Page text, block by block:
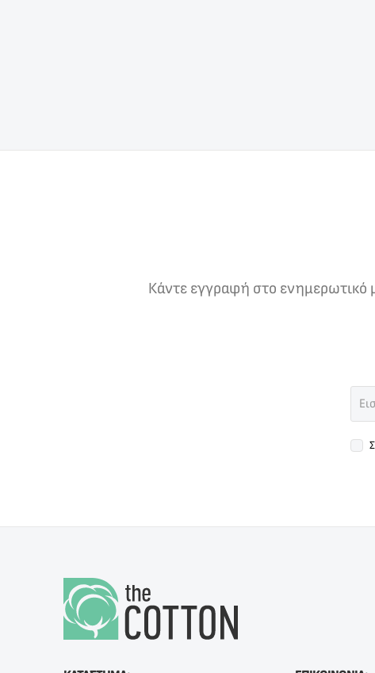
Κάντε εγγραφή στο ενημερωτικό